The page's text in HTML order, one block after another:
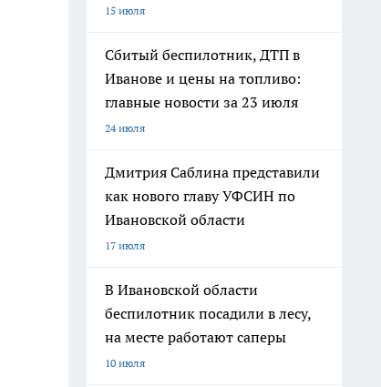
15 июля
Сбитый беспилотник, ДТП в
Иванове и цены на топливо:
главные новости за 23 июля
24 июля
Дмитрия Саблина представили
как нового главу УФСИН по
Ивановской области
17 июля
В Ивановской области
беспилотник посадили в лесу,
на месте работают саперы
10 июля